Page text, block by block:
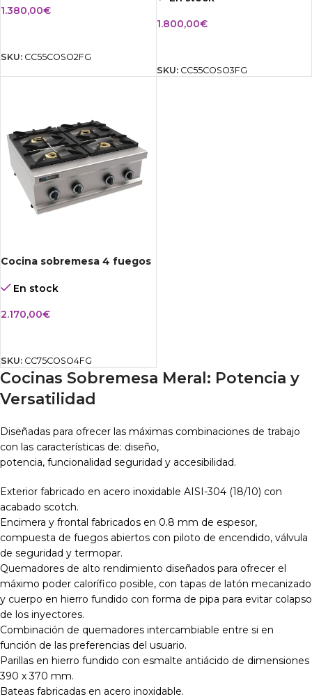
1.380,00€
SKU: CC55COSO2FG
1.800,00€
SKU: CC55COSO3FG
Cocina sobremesa 4 fuegos
En stock
2.170,00€
SKU: CC75COSO4FG
Cocinas Sobremesa Meral: Potencia y
Versatilidad
Diseñadas para ofrecer las máximas combinaciones de trabajo
con las características de: diseño,
potencia, funcionalidad seguridad y accesibilidad.
Exterior fabricado en acero inoxidable AISI-304 (18/10) con
acabado scotch.
Encimera y frontal fabricados en 0.8 mm de espesor,
compuesta de fuegos abiertos con piloto de encendido, válvula
de seguridad y termopar.
Quemadores de alto rendimiento diseñados para ofrecer el
máximo poder calorífico posible, con tapas de latón mecanizado
y cuerpo en hierro fundido con forma de pipa para evitar colapso
de los inyectores.
Combinación de quemadores intercambiable entre si en
función de las preferencias del usuario.
Parillas en hierro fundido con esmalte antiácido de dimensiones
390 x 370 mm.
Bateas fabricadas en acero inoxidable.